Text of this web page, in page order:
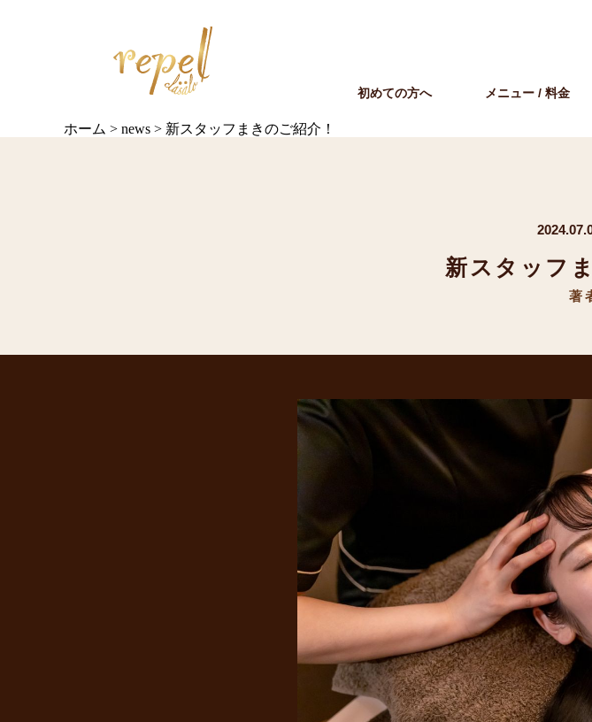
初めての方へ メニュー / 料金
ホーム > news > 新スタッフまきのご紹介！
新スタッフ
著